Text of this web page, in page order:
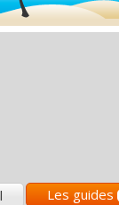
Les guides